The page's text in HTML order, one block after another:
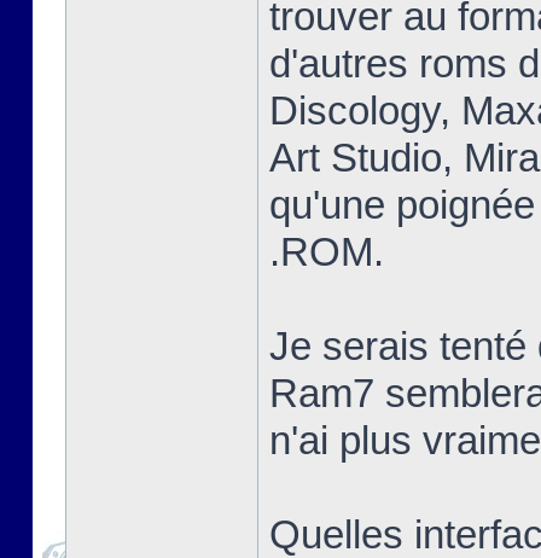
trouver au
d'autres roms
Discology,
Art Studio,
qu'une
.ROM.
Je serais tenté
Ram7
n'ai plus
Quelles